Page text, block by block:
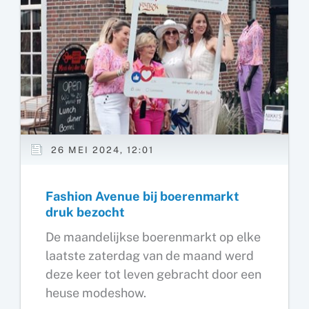
26 MEI 2024, 12:01
Fashion Avenue bij boerenmarkt
druk bezocht
De maandelijkse boerenmarkt op elke
laatste zaterdag van de maand werd
deze keer tot leven gebracht door een
heuse modeshow.